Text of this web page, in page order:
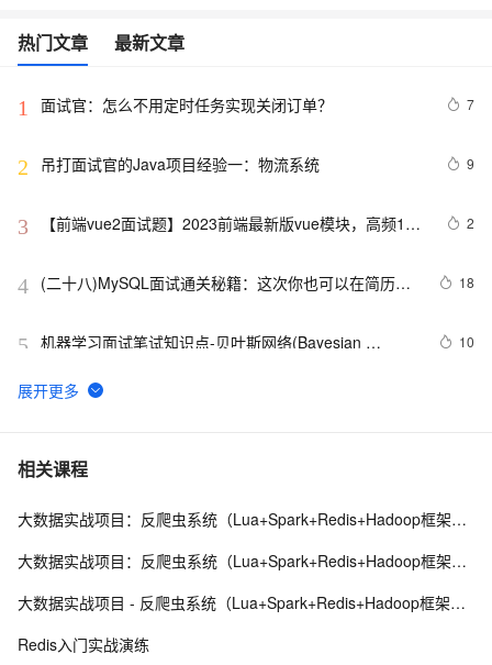
热门文章 最新文章
1 面试官：怎么不用定时任务实现关闭订单？ 7
2 吊打面试官的Java项目经验一：物流系统 9
3
【前端vue2面试题】2023前端最新版vue模块，高频17
2
4 (二十八)MySQL面试通关秘籍：这次你也可以在简历写
18
5 机器学习面试笔试知识点-贝叶斯网络(Bayesian
10
6 Java面试
7 微软的22道数据结构算法面试题
8 揭秘CSS布局神器：vw/vh、rem、%与px大PK，掌握它
10Google 历年笔试面试30题
相关课程
大数据实战项目：反爬虫系统（Lua+Spark+Redis+Hadoop框架搭建）第三阶段
大数据实战项目：反爬虫系统（Lua+Spark+Redis+Hadoop框架搭建）第四阶段
大数据实战项目 - 反爬虫系统（Lua+Spark+Redis+Hadoop框架搭建）第六阶段
Redis入门实战演练